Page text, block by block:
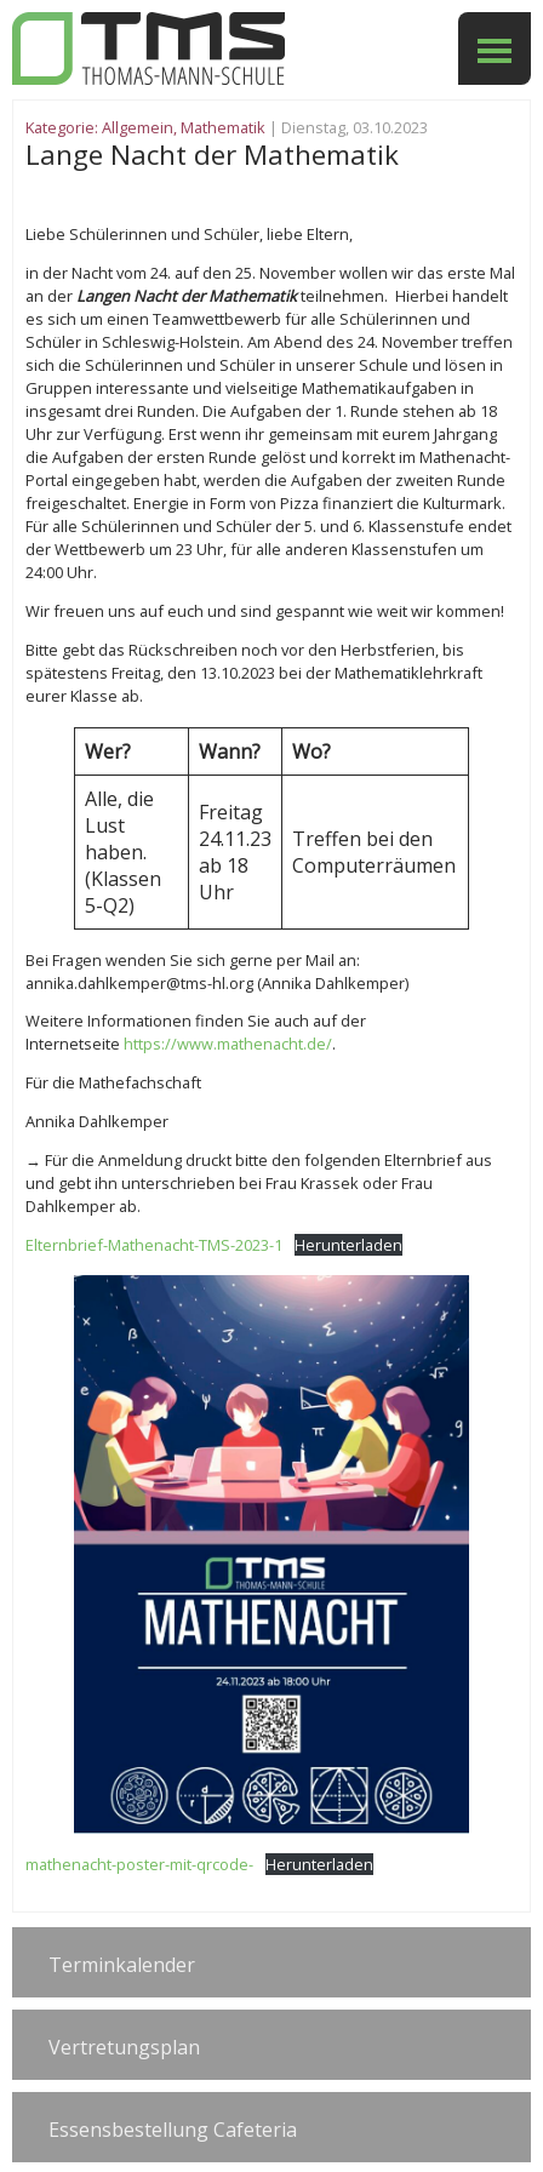
Kategorie: Allgemein,Mathematik | Dienstag, 03.10.2023
Lange Nacht der Mathematik
Liebe Schülerinnen und Schüler, liebe Eltern,
in der Nacht vom 24. auf den 25. November wollen wir das erste Mal
an der Langen Nacht der Mathematikteilnehmen. Hierbei handelt
es sich um einen Teamwettbewerb für alle Schülerinnen und
Schüler in Schleswig-Holstein. Am Abend des 24. November treffen
sich die Schülerinnen und Schüler in unserer Schule und lösen in
Gruppen interessante und vielseitige Mathematikaufgaben in
insgesamt drei Runden. Die Aufgaben der 1. Runde stehen ab 18
Uhr zur Verfügung. Erst wenn ihr gemeinsam mit eurem Jahrgang
die Aufgaben der ersten Runde gelöst und korrekt im Mathenacht-
Portal eingegeben habt, werden die Aufgaben der zweiten Runde
freigeschaltet. Energie in Form von Pizza finanziert die Kulturmark.
Für alle Schülerinnen und Schüler der 5. und 6. Klassenstufe endet
der Wettbewerb um 23 Uhr, für alle anderen Klassenstufen um
24:00 Uhr.
Wir freuen uns auf euch und sind gespannt wie weit wir kommen!
Bitte gebt das Rückschreiben noch vor den Herbstferien, bis
spätestens Freitag, den 13.10.2023 bei der Mathematiklehrkraft
eurer Klasse ab.
Wer? Wann?
Wo?
Alle, die
Lust
haben.
(Klassen
5-Q2)
Freitag
24.11.23
ab 18
Uhr
Treffen bei den
Computerräumen
Bei Fragen wenden Sie sich gerne per Mail an:
annika.dahlkemper@tms-hl.org (Annika Dahlkemper)
Weitere Informationen finden Sie auch auf der
Internetseite https://www.mathenacht.de/.
Für die Mathefachschaft
Annika Dahlkemper
→ Für die Anmeldung druckt bitte den folgenden Elternbrief aus
und gebt ihn unterschrieben bei Frau Krassek oder Frau
Dahlkemper ab.
Elternbrief-Mathenacht-TMS-2023-1
Herunterladen
mathenacht-poster-mit-qrcode- Herunterladen
Terminkalender
Vertretungsplan
Essensbestellung Cafeteria